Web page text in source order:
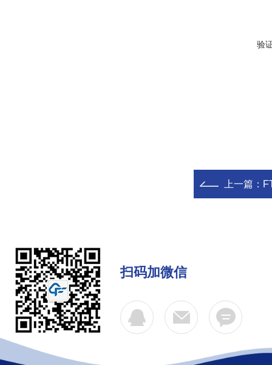
验
上一篇：
扫码加微信